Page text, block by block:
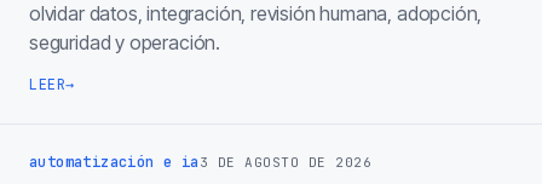
olvidar datos, integración, revisión humana, adopción,
seguridad y operación.
LEER→
automatización e ia 3 DE AGOSTO DE 2026